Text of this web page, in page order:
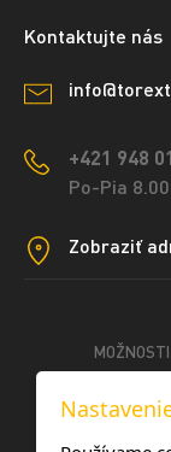
Kontaktujte nás
+421 948
Po-Pia
Zobraziť